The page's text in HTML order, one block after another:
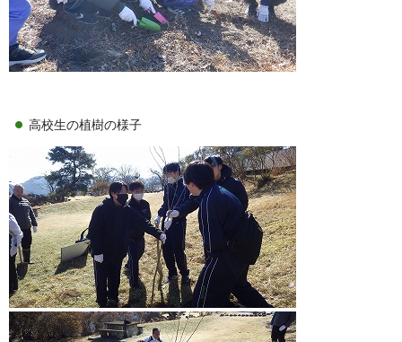
高校生の植樹の様子